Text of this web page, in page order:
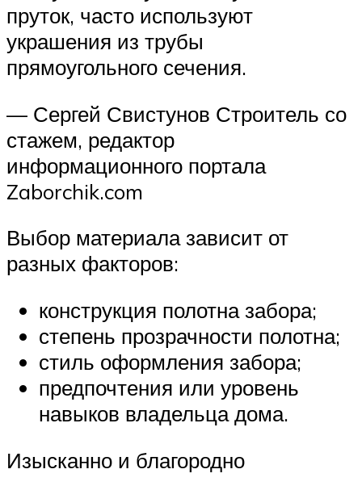
пруток, часто используют
украшения из трубы
прямоугольного сечения.
— Сергей Свистунов Строитель со
стажем, редактор
информационного портала
Zaborchik.com
Выбор материала зависит от
разных факторов:
конструкция полотна забора;
степень прозрачности полотна;
стиль оформления забора;
предпочтения или уровень
навыков владельца дома.
Изысканно и благородно